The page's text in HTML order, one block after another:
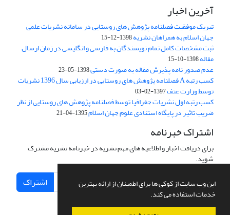
این وب سایت از کوکی ها برای اطمینان از ارائه بهترین
خدمات استفاده می کند.
آخرین اخبار
تبریک موفقیت فصلنامه پژوهش های روستایی در سامانه نشریات علمی
جهان اسلام به همراهان نشریه1398-12-15
ثبت مشخصات کامل تمام نویسندگان به فارسی و انگلیسی در زمان ارسال
مقاله1398-10-15
عدم صدور نامه پذیرش مقاله به صورت دستی1398-05-23
کسب رتبه A فصلنامه پژوهش های روستایی در ارزیابی سال 1396 نشریات
توسط وزارت عتف1397-02-03
کسب رتبه اول نشریات جغرافیا توسط فصلنامه پژوهش های روستایی از نظر
ضریب تاثیر در پایگاه استنادی علوم جهان اسلام1395-04-21
اشتراک خبرنامه
برای دریافت اخبار و اطلاعیه های مهم نشریه در خبرنامه نشریه مشترک
شوید.
اشتراک